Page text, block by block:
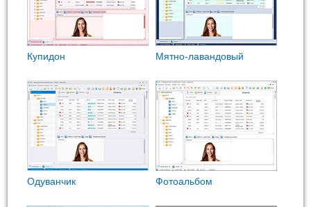
Купидон Мятно-лавандовый
Одуванчик Фотоальбом